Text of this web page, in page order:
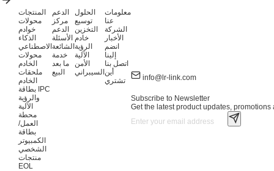
المنتجات
محولات
خوادم
الذكاء
الاصطناعي
محولات
الخادم
ملحقات
الخادم
بطاقة IPC
والرؤية
الآلية
محطة
العمل/
بطاقة
الكمبيوتر
الشخصي
منتجات
EOL
الدعم
مركز
الدعم
الأسئلة
الشائعة
خدمة
ما بعد
البيع
الحلول
توسيع
التخزين
خادم
الرؤية
الآلية
الأمن
السيبراني
معلومات
عنا
الشركة
الأخبار
انضم
إلينا
اتصل بنا
أين
تشتري
info@lr-link.com
Subscribe to Newsletter
Get the latest product updates, promotions